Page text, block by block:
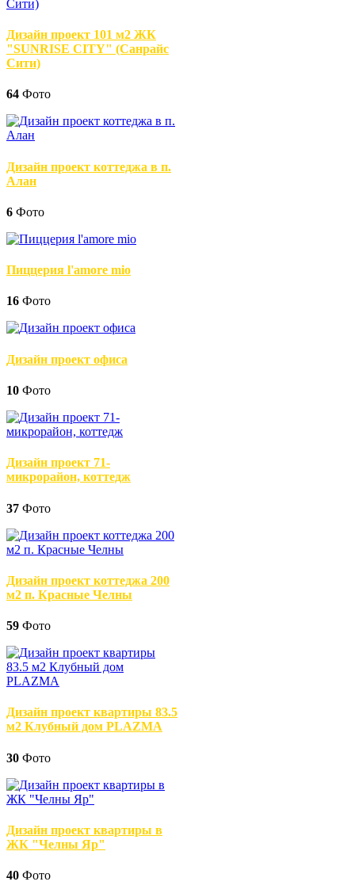
Дизайн проект 101 м2 ЖК
"SUNRISE CITY" (Санрайс
Сити)
64 Фото
Дизайн проект коттеджа в п.
Алан
6 Фото
Пиццерия l'amore mio
16 Фото
Дизайн проект офиса
10 Фото
Дизайн проект 71-
микрорайон, коттедж
37 Фото
Дизайн проект коттеджа 200
м2 п. Красные Челны
59 Фото
Дизайн проект квартиры 83.5
м2 Клубный дом PLAZMA
30 Фото
Дизайн проект квартиры в
ЖК "Челны Яр"
40 Фото